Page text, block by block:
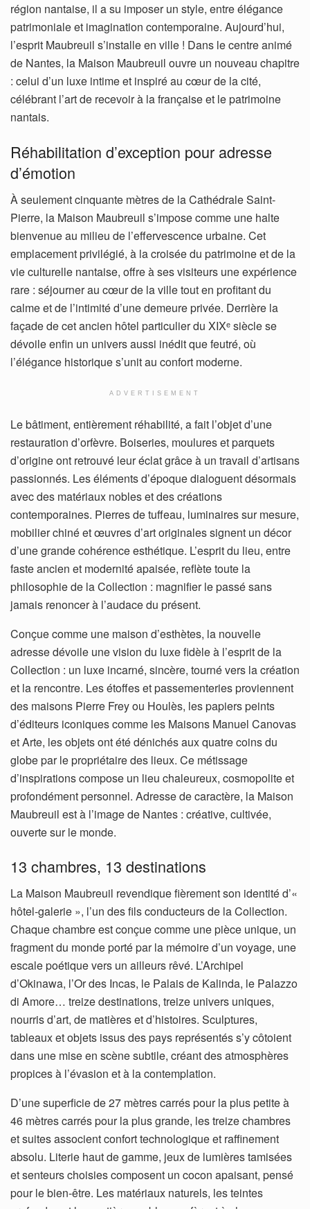
région nantaise, il a su imposer un style, entre élégance
patrimoniale et imagination contemporaine. Aujourd’hui,
l’esprit Maubreuil s’installe en ville ! Dans le centre animé
de Nantes, la Maison Maubreuil ouvre un nouveau chapitre
: celui d’un luxe intime et inspiré au cœur de la cité,
célébrant l’art de recevoir à la française et le patrimoine
nantais.
Réhabilitation d’exception pour adresse
d’émotion
À seulement cinquante mètres de la Cathédrale Saint-
Pierre, la Maison Maubreuil s’impose comme une halte
bienvenue au milieu de l’effervescence urbaine. Cet
emplacement privilégié, à la croisée du patrimoine et de la
vie culturelle nantaise, offre à ses visiteurs une expérience
rare : séjourner au cœur de la ville tout en profitant du
calme et de l’intimité d’une demeure privée. Derrière la
façade de cet ancien hôtel particulier du XIXᵉ siècle se
dévoile enfin un univers aussi inédit que feutré, où
l’élégance historique s’unit au confort moderne.
ADVERTISEMENT
Le bâtiment, entièrement réhabilité, a fait l’objet d’une
restauration d’orfèvre. Boiseries, moulures et parquets
d’origine ont retrouvé leur éclat grâce à un travail d’artisans
passionnés. Les éléments d’époque dialoguent désormais
avec des matériaux nobles et des créations
contemporaines. Pierres de tuffeau, luminaires sur mesure,
mobilier chiné et œuvres d’art originales signent un décor
d’une grande cohérence esthétique. L’esprit du lieu, entre
faste ancien et modernité apaisée, reflète toute la
philosophie de la Collection : magnifier le passé sans
jamais renoncer à l’audace du présent.
Conçue comme une maison d’esthètes, la nouvelle
adresse dévoile une vision du luxe fidèle à l’esprit de la
Collection : un luxe incarné, sincère, tourné vers la création
et la rencontre. Les étoffes et passementeries proviennent
des maisons Pierre Frey ou Houlès, les papiers peints
d’éditeurs iconiques comme les Maisons Manuel Canovas
et Arte, les objets ont été dénichés aux quatre coins du
globe par le propriétaire des lieux. Ce métissage
d’inspirations compose un lieu chaleureux, cosmopolite et
profondément personnel. Adresse de caractère, la Maison
Maubreuil est à l’image de Nantes : créative, cultivée,
ouverte sur le monde.
13 chambres, 13 destinations
La Maison Maubreuil revendique fièrement son identité d’«
hôtel-galerie », l’un des fils conducteurs de la Collection.
Chaque chambre est conçue comme une pièce unique, un
fragment du monde porté par la mémoire d’un voyage, une
escale poétique vers un ailleurs rêvé. L’Archipel
d’Okinawa, l’Or des Incas, le Palais de Kalinda, le Palazzo
di Amore… treize destinations, treize univers uniques,
nourris d’art, de matières et d’histoires. Sculptures,
tableaux et objets issus des pays représentés s’y côtoient
dans une mise en scène subtile, créant des atmosphères
propices à l’évasion et à la contemplation.
D’une superficie de 27 mètres carrés pour la plus petite à
46 mètres carrés pour la plus grande, les treize chambres
et suites associent confort technologique et raffinement
absolu. Literie haut de gamme, jeux de lumières tamisées
et senteurs choisies composent un cocon apaisant, pensé
pour le bien-être. Les matériaux naturels, les teintes